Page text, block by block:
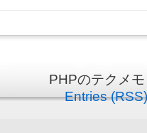
PHPのテクメ
Entries (RSS)